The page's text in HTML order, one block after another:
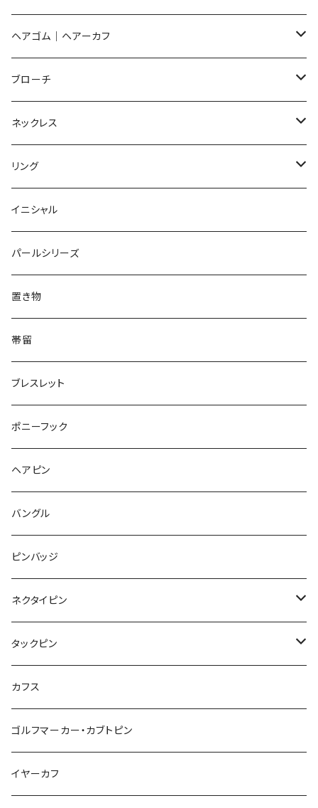
イヤリング
ノンホールピアス
ヘアゴム
ブローチ
ネックレス
リング
ピアス
Flower
Dot
てんとう虫
pattern
こいのぼり
マーブル
カメオ
星
鳥
ノンホールピアス
Flower
Dot
Bubble
Animal
マーブル
こいのぼり
てんとう虫
鳥
食品
イヤリング
Flower
Round
Triangle
食品
ハロウィン
カモフラージュ
square
天使
ヘアゴム｜ヘアーカフ
Flower
Round
Square
てんとう虫
Animal
うさぎ
パンダ
レッサーパンダ
ブタ
鏡
Pattern
マーメイド
雲
月
惑星
星
唐津土
lip
フルーツ
アイスクリーム
マーブル
音楽
カメオ
ブローチ
Flower
Animal
猫
犬
くま
コアラ
羊
牛
カメ
Lips
鏡
Pattern
house
bag
フルーツ
さくらんぼ
レモン
てんとう虫
野菜
雲
月
惑星
星
こいのぼり
カメラ
音楽
バイオリン
カメオ
ネックレス
Flower
Animal
てんとう虫
Food
Pattern
ガラス
カメラ
リボン
ラリエット
モザイク
ハート
アルファベット
ハロウィン
紐
鳥
リング
Flower
Round
てんとう虫
animal
lip
フルーツ
パン
ガラス
リボン
マーブル
鳥
星
アルファベット
ハロウィン
イニシャル
パールシリーズ
置き物
帯留
ブレスレット
ポニーフック
ヘアピン
バングル
ピンバッジ
ネクタイピン
結び
スクエア
タックピン
結び
カフス
ゴルフマーカー・カブトピン
イヤーカフ